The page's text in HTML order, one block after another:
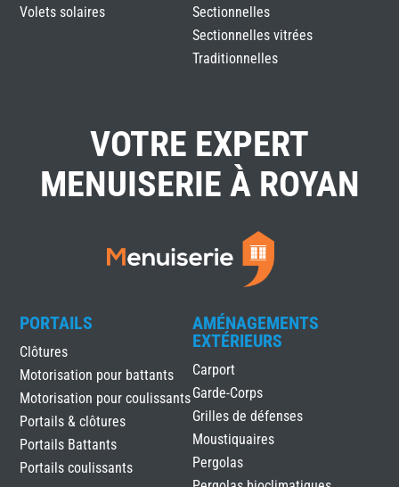
Volets solaires
Sectionnelles
Sectionnelles vitrées
Traditionnelles
VOTRE EXPERT
MENUISERIE À ROYAN
PORTAILS
Clôtures
Motorisation pour battants
Motorisation pour coulissants
Portails & clôtures
Portails Battants
Portails coulissants
AMÉNAGEMENTS
EXTÉRIEURS
Carport
Garde-Corps
Grilles de défenses
Moustiquaires
Pergolas